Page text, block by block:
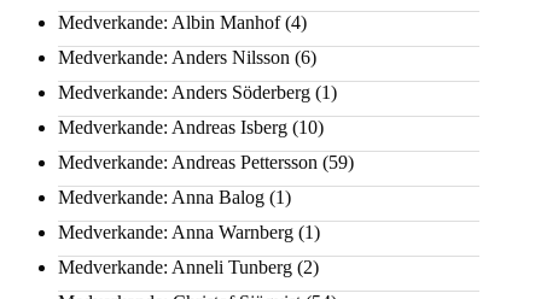
Medverkande: Albin Manhof(4)
Medverkande: Anders Nilsson (6)
Medverkande: Anders Söderberg (1)
Medverkande: Andreas Isberg (10)
Medverkande: Andreas Pettersson (59)
Medverkande: Anna Balog (1)
Medverkande: Anna Warnberg (1)
Medverkande: Anneli Tunberg (2)